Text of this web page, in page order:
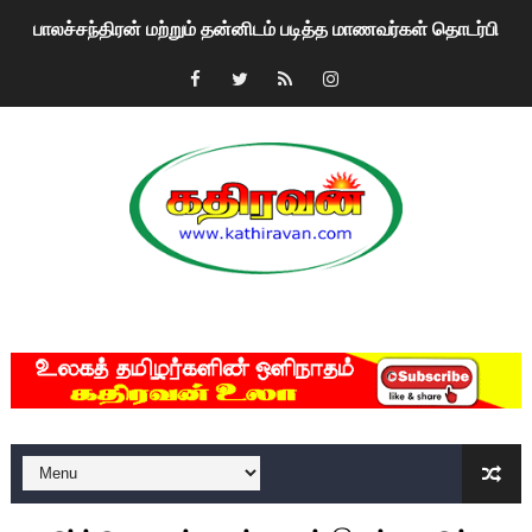
பாலச்சந்திரன் மற்றும் தன்னிடம் படித்த மாணவர்கள் தொடர்பில்
பிரிட்டனால் கடத்தப்படும் நிலையில் இலங்கைத் தமிழ்
கைது செய்யப்பட்ட இளைஞன் உயிரிழப்பு - கொதித்தெழுந்த
தடுப்பூசியை பெற்றுக் கொள்ளக் கூடிய இடங்கள்...
பிரபல நடிகை தூக்கிட்டு தற்கொலை!
வடிவேலுவுக்கு நீதிமன்றம் விதித்துள்ள அதிரடி உத்தரவு!
தியாகதீபம் லெப்.கேணல் திலீபன், கேணல் சங்கர் ஆகியோரின்
ஐ.நா முன்றலில் சீரற்ற காலநிலையிலும் தமிழின அழிப்பிற்கு